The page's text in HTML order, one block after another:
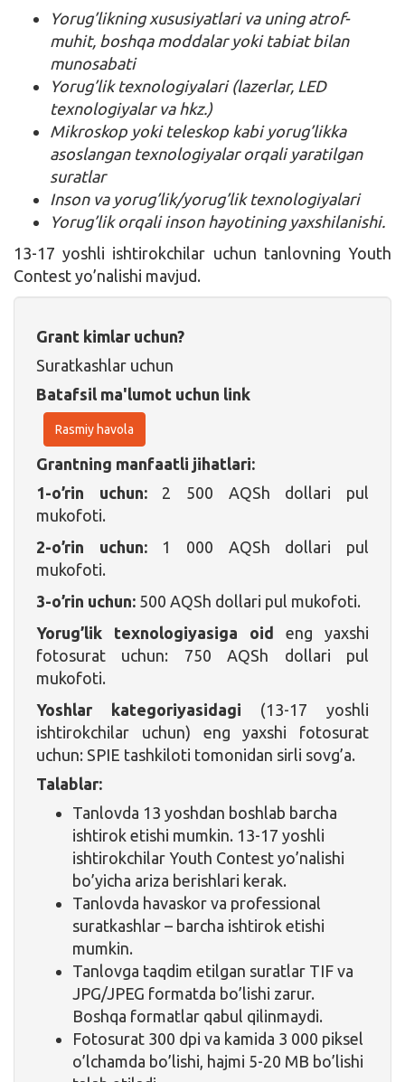
Yorug’likning xususiyatlari va uning atrof-
muhit, boshqa moddalar yoki tabiat bilan
munosabati
Yorug’lik texnologiyalari (lazerlar, LED
texnologiyalar va hkz.)
Mikroskop yoki teleskop kabi yorug’likka
asoslangan texnologiyalar orqali yaratilgan
suratlar
Inson va yorug’lik/yorug’lik texnologiyalari
Yorug’lik orqali inson hayotining yaxshilanishi.
13-17 yoshli ishtirokchilar uchun tanlovning Youth
Contest yo’nalishi mavjud.
Grant kimlar uchun?
Suratkashlar uchun
Batafsil ma'lumot uchun link
Rasmiy havola
Grantning manfaatli jihatlari:
1-o’rin uchun:2 500 AQSh dollari pul
mukofoti.
2-o’rin uchun:1 000 AQSh dollari pul
mukofoti.
3-o’rin uchun: 500 AQSh dollari pul mukofoti.
Yorug’lik texnologiyasiga oid eng yaxshi
fotosurat uchun: 750 AQSh dollari pul
mukofoti.
Yoshlar kategoriyasidagi (13-17 yoshli
ishtirokchilar uchun) eng yaxshi fotosurat
uchun: SPIE tashkiloti tomonidan sirli sovg’a.
Talablar:
Tanlovda 13 yoshdan boshlab barcha
ishtirok etishi mumkin. 13-17 yoshli
ishtirokchilar Youth Contest yo’nalishi
bo’yicha ariza berishlari kerak.
Tanlovda havaskor va professional
suratkashlar – barcha ishtirok etishi
mumkin.
Tanlovga taqdim etilgan suratlar TIF va
JPG/JPEG formatda bo’lishi zarur.
Boshqa formatlar qabul qilinmaydi.
Fotosurat 300 dpi va kamida 3 000 piksel
o’lchamda bo’lishi, hajmi 5-20 MB bo’lishi